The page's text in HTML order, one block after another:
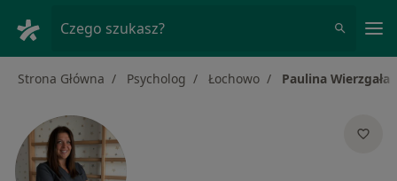
Czego szukasz?
Strona Główna Psycholog Łochowo Paulina Wierzgała